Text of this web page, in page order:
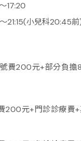
17:20
21:15(小兒科20:45
費200元+部分負擔
200元+門診診療費